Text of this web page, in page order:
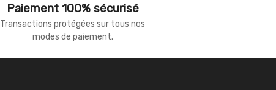
Paiement 100% sécurisé
Transactions protégées sur tous nos
modes de paiement.